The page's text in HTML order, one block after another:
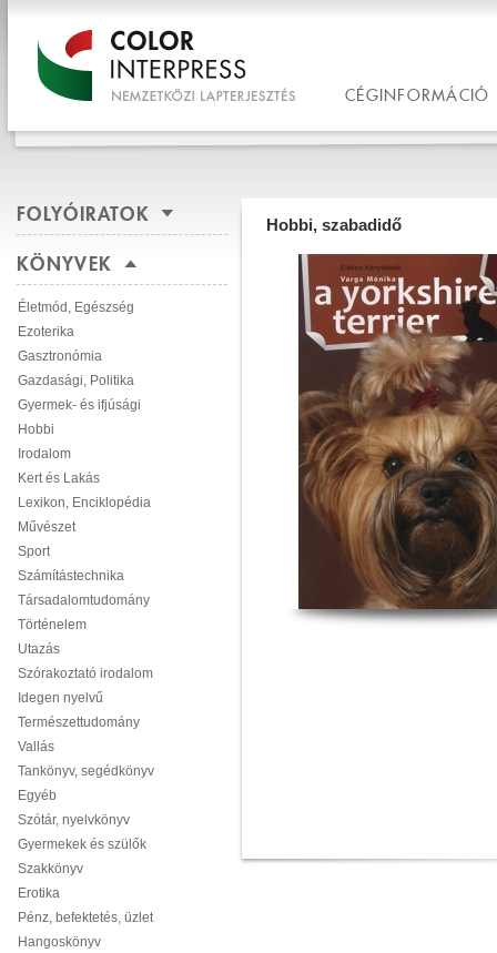
CÉGINFORMÁCIÓ
FOLYÓIRATOK
KÖNYVEK
Életmód, Egészség
Ezoterika
Gasztronómia
Gazdasági, Politika
Gyermek- és ifjúsági
Hobbi
Irodalom
Kert és Lakás
Lexikon, Enciklopédia
Művészet
Sport
Számítástechnika
Társadalomtudomány
Történelem
Utazás
Szórakoztató irodalom
Idegen nyelvű
Természettudomány
Vallás
Tankönyv, segédkönyv
Egyéb
Szótár, nyelvkönyv
Gyermekek és szülők
Szakkönyv
Erotika
Pénz, befektetés, üzlet
Hangoskönyv
Hobbi, szabadidő